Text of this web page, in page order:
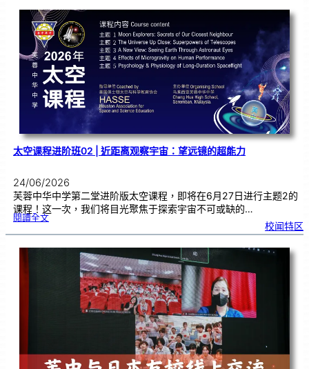
式
|嘉
奖
优
秀
学
子
太空课程进阶班02 | 近距离观察宇宙：望远镜的超能力
24/06/2026
芙蓉中华中学第二堂进阶版太空课程，即将在6月27日进行主题2的
课程！这一次，我们将目光聚焦于探索宇宙不可或缺的…
閱讀全文:太
程
阶
班
校闻特区